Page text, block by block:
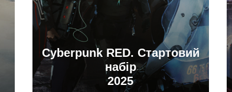
Cyberpunk RED. Стартовий
набір
2025